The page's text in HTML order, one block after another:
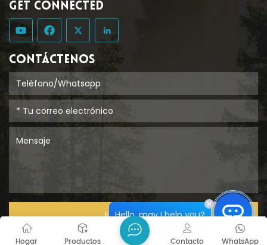
GET CONNECTED
CONTÁCTENOS
ENTREGAR
Hogar Productos WhatsApp
Contacto
Hello, may I help you?